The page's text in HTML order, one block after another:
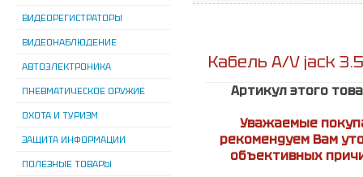
ВИДЕОРЕГИСТРАТОРЫ
ВИДЕОНАБЛЮДЕНИЕ
АВТОЭЛЕКТРОНИКА
ПНЕВМАТИЧЕСКОЕ ОРУЖИЕ
ОХОТА И ТУРИЗМ
ЗАЩИТА ИНФОРМАЦИИ
ПОЛЕЗНЫЕ ТОВАРЫ
Кабель A/V jack
Артикул этого
Уважаемые
рекомендуем Вам
объективных